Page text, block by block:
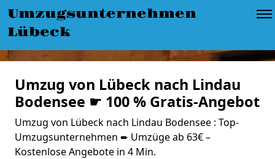
Umzugsunternehmen
Lübeck
Umzug von Lübeck nach Lindau
Bodensee ☛ 100 % Gratis-Angebot
Umzug von Lübeck nach Lindau Bodensee : Top-
Umzugsunternehmen ➨ Umzüge ab 63€ –
Kostenlose Angebote in 4 Min.